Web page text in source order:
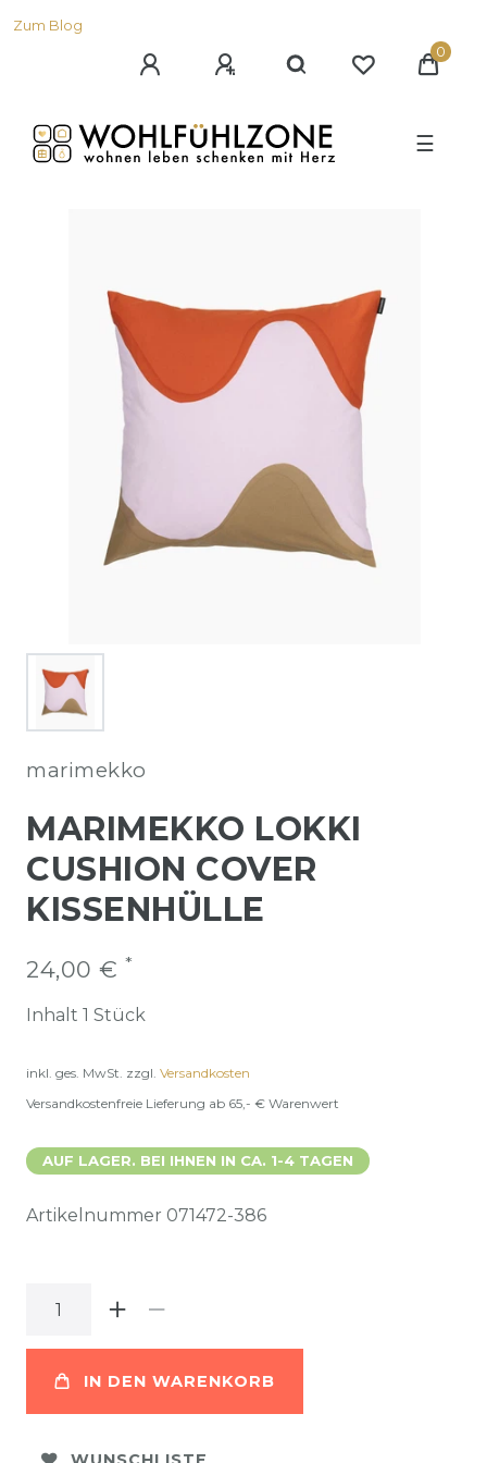
Zum Blog
0
☰
marimekko
MARIMEKKO LOKKI
CUSHION COVER
KISSENHÜLLE
24,00 € *
Inhalt 1 Stück
inkl. ges. MwSt. zzgl. Versandkosten
Versandkostenfreie Lieferung ab 65,- € Warenwert
AUF LAGER. BEI IHNEN IN CA. 1-4 TAGEN
Artikelnummer 071472-386
IN DEN WARENKORB